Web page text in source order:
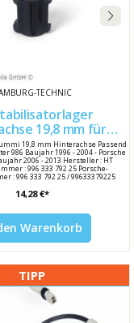
TECHNIC
19,8 mm für
996 997 986
19,8 mm Hinterachse Passend
986 Baujahr 1996 - 2004 - Porsche
2006 - 2013 Hersteller : HT
: 996 333 792 25 Porsche-
: 996 333 792 25 / 99633379225
14,28 €*
Warenkorb
TIPP